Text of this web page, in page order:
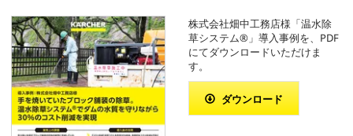
ち
0
秒
株式会社畑中工務店様「温水除
草システム®」導入事例を、PDF
にてダウンロードいただけま
す。
ダウンロード